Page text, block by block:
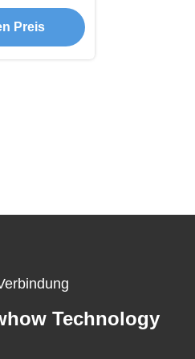
Preis
Technology